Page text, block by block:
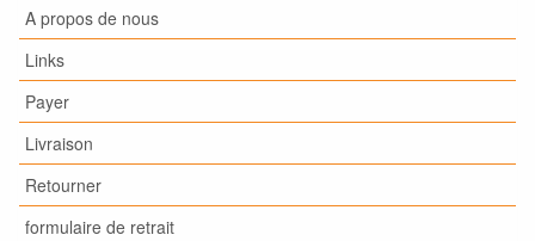
A propos de nous
Links
Payer
Livraison
Retourner
formulaire de retrait